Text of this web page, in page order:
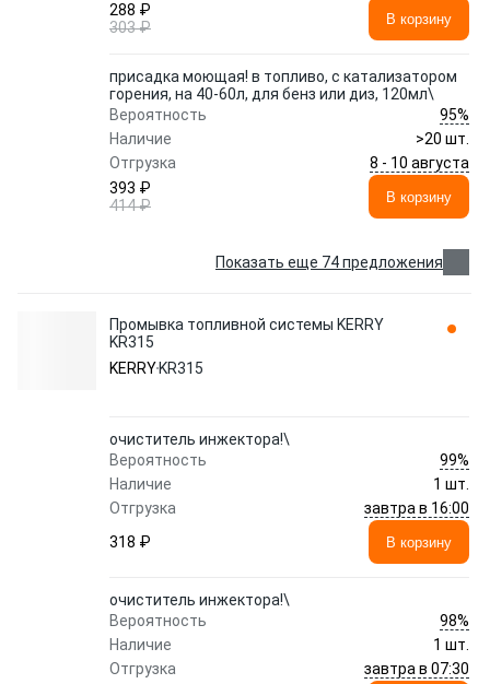
288 ₽
303 ₽
В корзину
присадка моющая! в топливо, с катализатором
горения, на 40-60л, для бенз или диз, 120мл\
Вероятность
95%
Наличие
>20 шт.
Отгрузка
8 - 10 августа
393 ₽
414 ₽
В корзину
Показать еще 74 предложения
Промывка топливной системы KERRY
KR315
KERRY KR315
очиститель инжектора!\
Вероятность
99%
Наличие
1 шт.
Отгрузка
завтра в 16:00
318 ₽
В корзину
очиститель инжектора!\
Вероятность
98%
Наличие
1 шт.
Отгрузка
завтра в 07:30